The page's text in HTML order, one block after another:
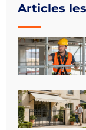
Articles